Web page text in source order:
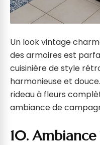
Un look vintage
des armoires est
cuisinière de style
harmonieuse et
rideau à fleurs
ambiance de
10.